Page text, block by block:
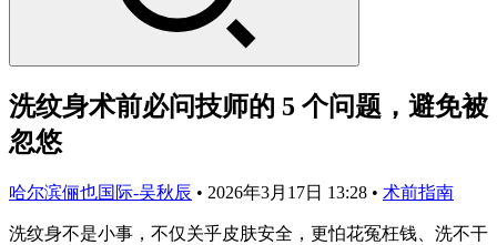
洗纹身术前必问技师的 5 个问题，避免被
忽悠
哈尔滨俪也国际-吴秋辰 • 2026年3月17日 13:28 • 术前指南
洗纹身不是小事，不仅关乎皮肤安全，更怕花冤枉钱、洗不干